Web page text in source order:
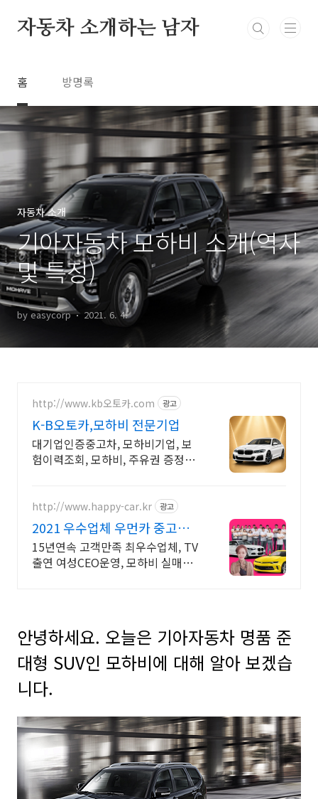
자동차 소개하는 남자
홈 방명록
자동차 소개
기아자동차 모하비 소개(역사
및 특징)
by easycorp 2021. 6. 4.
http://www.kb오토카.com 광고
K-B오토카,모하비 전문기업
대기업인증중고차, 모하비기업, 보
험이력조회, 모하비, 주유권 증정이
간실매물전산연동
http://www.happy-car.kr 광고
2021 우수업체 우먼카 중고차
는 최우수모범업체에서!
15년연속 고객만족 최우수업체, TV
출연 여성CEO운영, 모하비 실매물
안녕하세요. 오늘은 기아자동차 명품 준
대형 SUV인 모하비에 대해 알아 보겠습
니다.